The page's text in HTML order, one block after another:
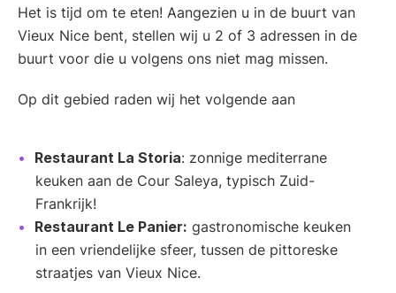
Het is tijd om te eten! Aangezien u in de buurt van
Vieux Nice bent, stellen wij u 2 of 3 adressen in de
buurt voor die u volgens ons niet mag missen.
Op dit gebied raden wij het volgende aan
Restaurant La Storia: zonnige mediterrane
keuken aan de Cour Saleya, typisch Zuid-
Frankrijk!
Restaurant Le Panier: gastronomische keuken
in een vriendelijke sfeer, tussen de pittoreske
straatjes van Vieux Nice.